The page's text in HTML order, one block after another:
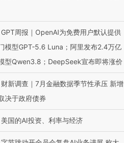
GPT周报｜OpenAI为免费用户默认提供
模型GPT-5.6 Luna；阿里发布2.4万亿
型Qwen3.8；DeepSeek宣布即将涨价
财新调查｜7月金融数据季节性承压 新增
决于政府债券
美国的AI投资、利率与经济